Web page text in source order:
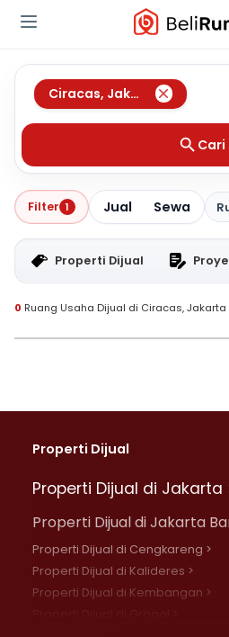
Ciracas, Jakarta Timur
Cari
Filter 1 Jual Sewa
Properti Dijual
0 Ruang Usaha Dijual di Ciracas, Jakarta
Properti Dijual
Properti Dijual di Jakarta
Properti Dijual di Jakarta
Properti Dijual di Cengkareng >
Properti Dijual di Kalideres >
Properti Dijual di Kembangan >